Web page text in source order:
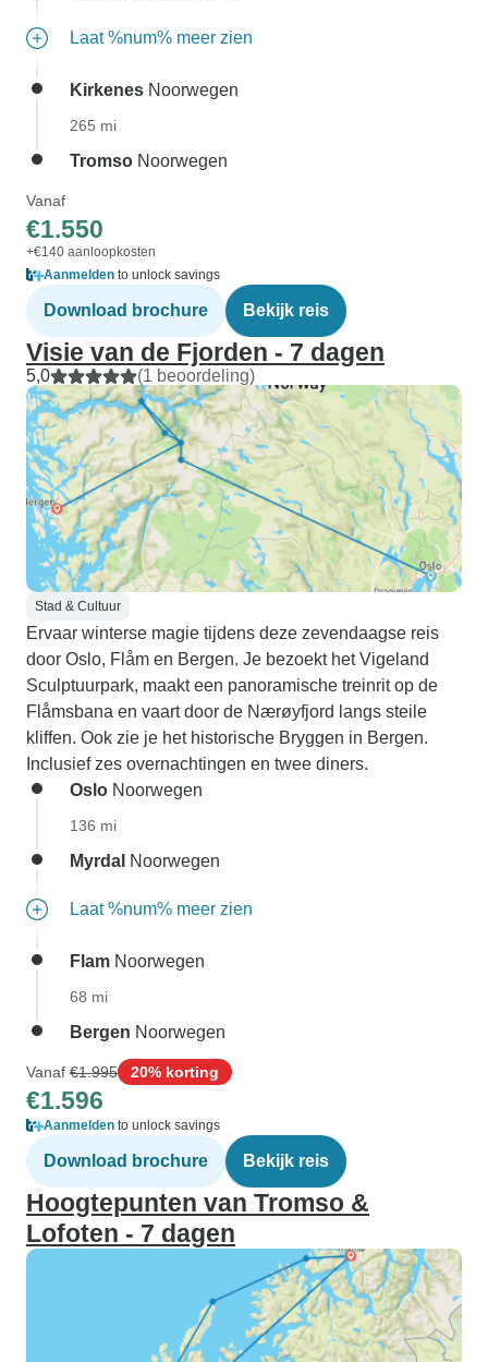
Laat %num% meer zien
Kirkenes Noorwegen
265 mi
Tromso Noorwegen
Vanaf
€1.550
+€140 aanloopkosten
Aanmelden to unlock savings
Download brochure Bekijk reis
Visie van de Fjorden - 7 dagen
5,0 (1 beoordeling)
Stad & Cultuur
Ervaar winterse magie tijdens deze zevendaagse reis
door Oslo, Flåm en Bergen. Je bezoekt het Vigeland
Sculptuurpark, maakt een panoramische treinrit op de
Flåmsbana en vaart door de Nærøyfjord langs steile
kliffen. Ook zie je het historische Bryggen in Bergen.
Inclusief zes overnachtingen en twee diners.
Oslo Noorwegen
136 mi
Myrdal Noorwegen
Laat %num% meer zien
Flam Noorwegen
68 mi
Bergen Noorwegen
Vanaf €1.995 20% korting
€1.596
Aanmelden to unlock savings
Download brochure Bekijk reis
Hoogtepunten van Tromso &
Lofoten - 7 dagen